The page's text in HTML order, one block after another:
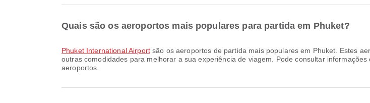
Quais são os aeroportos mais populares para partida em Phuket?
Phuket International Airportsão os aeroportos de partida mais populares em Phuket. Estes
outras comodidades para melhorar a sua experiência de viagem. Pode consultar
aeroportos.